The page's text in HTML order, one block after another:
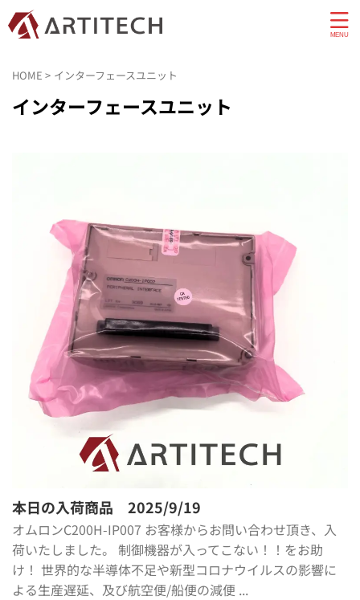
HOME > インターフェースユニット
インターフェースユニット
本日の入荷商品 2025/9/19
オムロンC200H-IP007 お客様からお問い合わせ頂き、入
荷いたしました。 制御機器が入ってこない！！をお助
け！ 世界的な半導体不足や新型コロナウイルスの影響に
よる生産遅延、及び航空便/船便の減便 ...